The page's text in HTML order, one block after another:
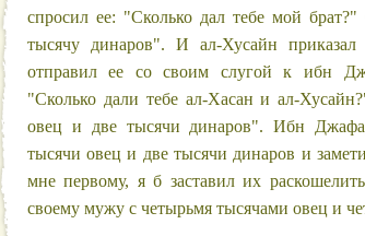
спросил ее: "Сколько дал тебе мой
тысячу динаров". И ал-Хусайн
отправил ее со своим слугой к ибн
"Сколько дали тебе ал-Хасан и ал-
овец и две тысячи динаров". Ибн
тысячи овец и две тысячи динаров и
мне первому, я б заставил их
своему мужу с четырьмя тысячами овец и